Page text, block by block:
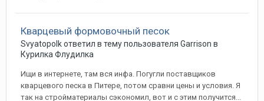
Кварцевый формовочный песок
Svyatopolkответил в тему пользователя Garrison в
Курилка Флудилка
Ищи в интернете, там вся инфа. Погугли поставщиков
кварцевого песка в Питере, потом сравни цены и условия. Я
так на стройматериалы сэкономил, вот и с этим получится...